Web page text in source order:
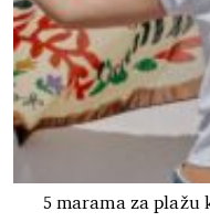
5 marama za plažu